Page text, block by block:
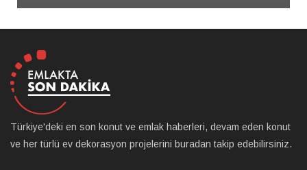
Türkiye'deki en son konut ve emlak haberleri, devam eden konut
ve her türlü ev dekorasyon projelerini buradan takip edebilirsiniz.